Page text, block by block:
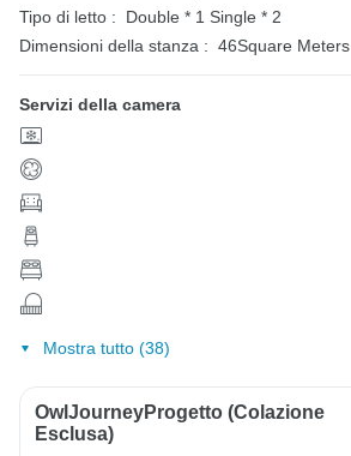
Tipo di letto :
Double * 1 Single * 2
Dimensioni della stanza : 46Square Meters
Servizi della camera
Mostra tutto (38)
OwlJourneyProgetto (colazione
Esclusa)